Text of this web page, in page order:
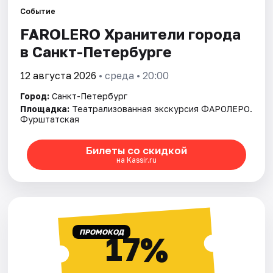
Города
Площадки
Рейтинги
Событие
FAROLERO Хранители города
в Санкт-Петербурге
12 августа 2026 • среда • 20:00
Город: Санкт-Петербург
Площадка: Театрализованная экскурсия ФАРОЛЕРО.
Фурштатская
Билеты со скидкой
на Kassir.ru
ПРОМОКОД17%